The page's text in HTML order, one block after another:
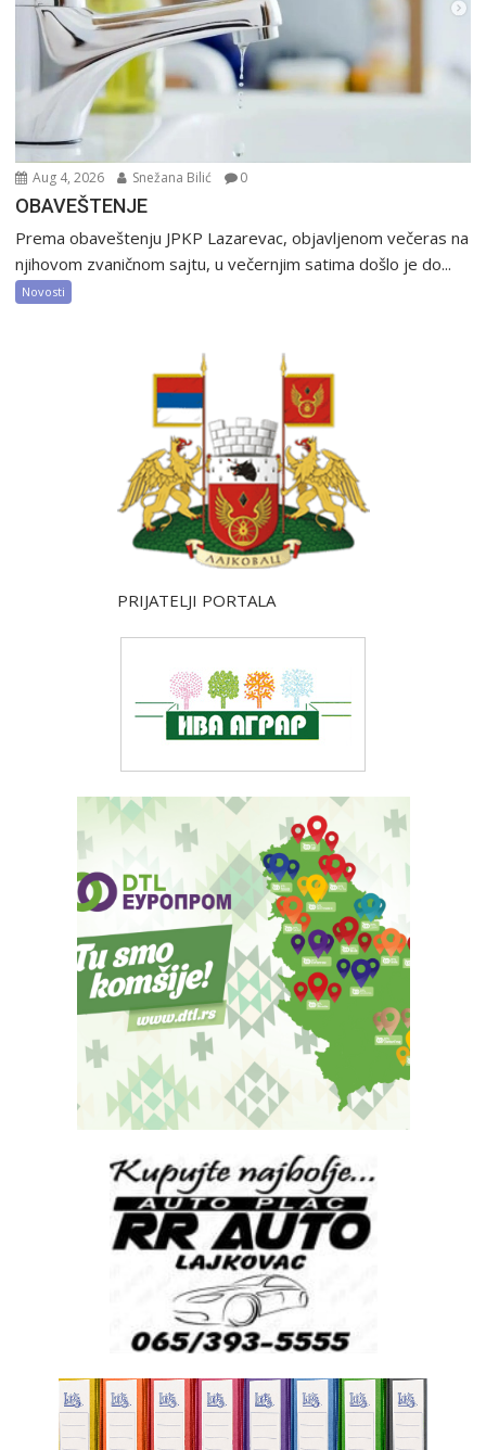
Aug 4, 2026 Snežana Bilić 0
OBAVEŠTENJE
Prema obaveštenju JPKP Lazarevac, objavljenom večeras na
njihovom zvaničnom sajtu, u večernjim satima došlo je do...
Novosti
PRIJATELJI PORTALA